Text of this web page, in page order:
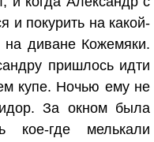
и покурить на какой-
на диване Кожемяки.
пришлось идти
купе. Ночью ему не
За окном была
кое-где мелькали